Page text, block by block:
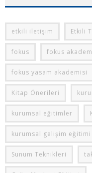
etkili iletişim Etkili
fokus fokus
fokus yasam akademisi
Kitap Önerileri
kurumsal eğitimler
kurumsal gelişim eğitimi
Sunum Teknikleri